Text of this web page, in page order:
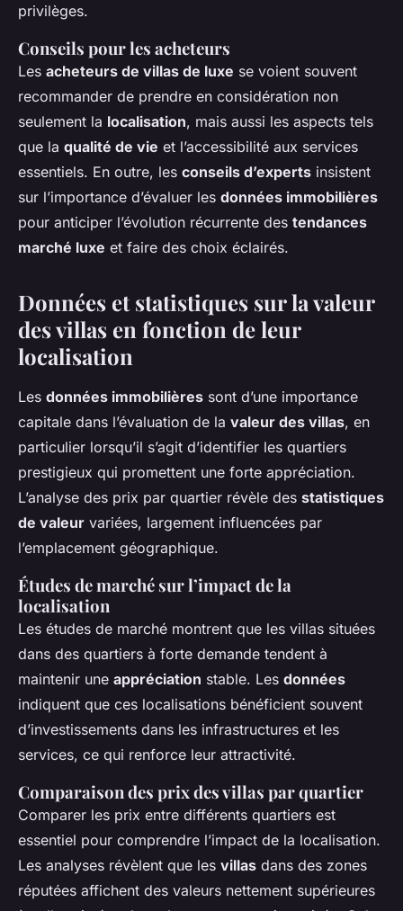
privilèges.
Conseils pour les acheteurs
Les acheteurs de villas de luxe se voient souvent
recommander de prendre en considération non
seulement la localisation, mais aussi les aspects tels
que la qualité de vie et l’accessibilité aux services
essentiels. En outre, les conseils d’experts insistent
sur l’importance d’évaluer les données immobilières
pour anticiper l’évolution récurrente des tendances
marché luxe et faire des choix éclairés.
Données et statistiques sur la valeur
des villas en fonction de leur
localisation
Les données immobilières sont d’une importance
capitale dans l’évaluation de la valeur des villas, en
particulier lorsqu’il s’agit d’identifier les quartiers
prestigieux qui promettent une forte appréciation.
L’analyse des prix par quartier révèle des statistiques
de valeur variées, largement influencées par
l’emplacement géographique.
Études de marché sur l’impact de la
localisation
Les études de marché montrent que les villas situées
dans des quartiers à forte demande tendent à
maintenir une appréciation stable. Les données
indiquent que ces localisations bénéficient souvent
d’investissements dans les infrastructures et les
services, ce qui renforce leur attractivité.
Comparaison des prix des villas par quartier
Comparer les prix entre différents quartiers est
essentiel pour comprendre l’impact de la localisation.
Les analyses révèlent que les villas dans des zones
réputées affichent des valeurs nettement supérieures